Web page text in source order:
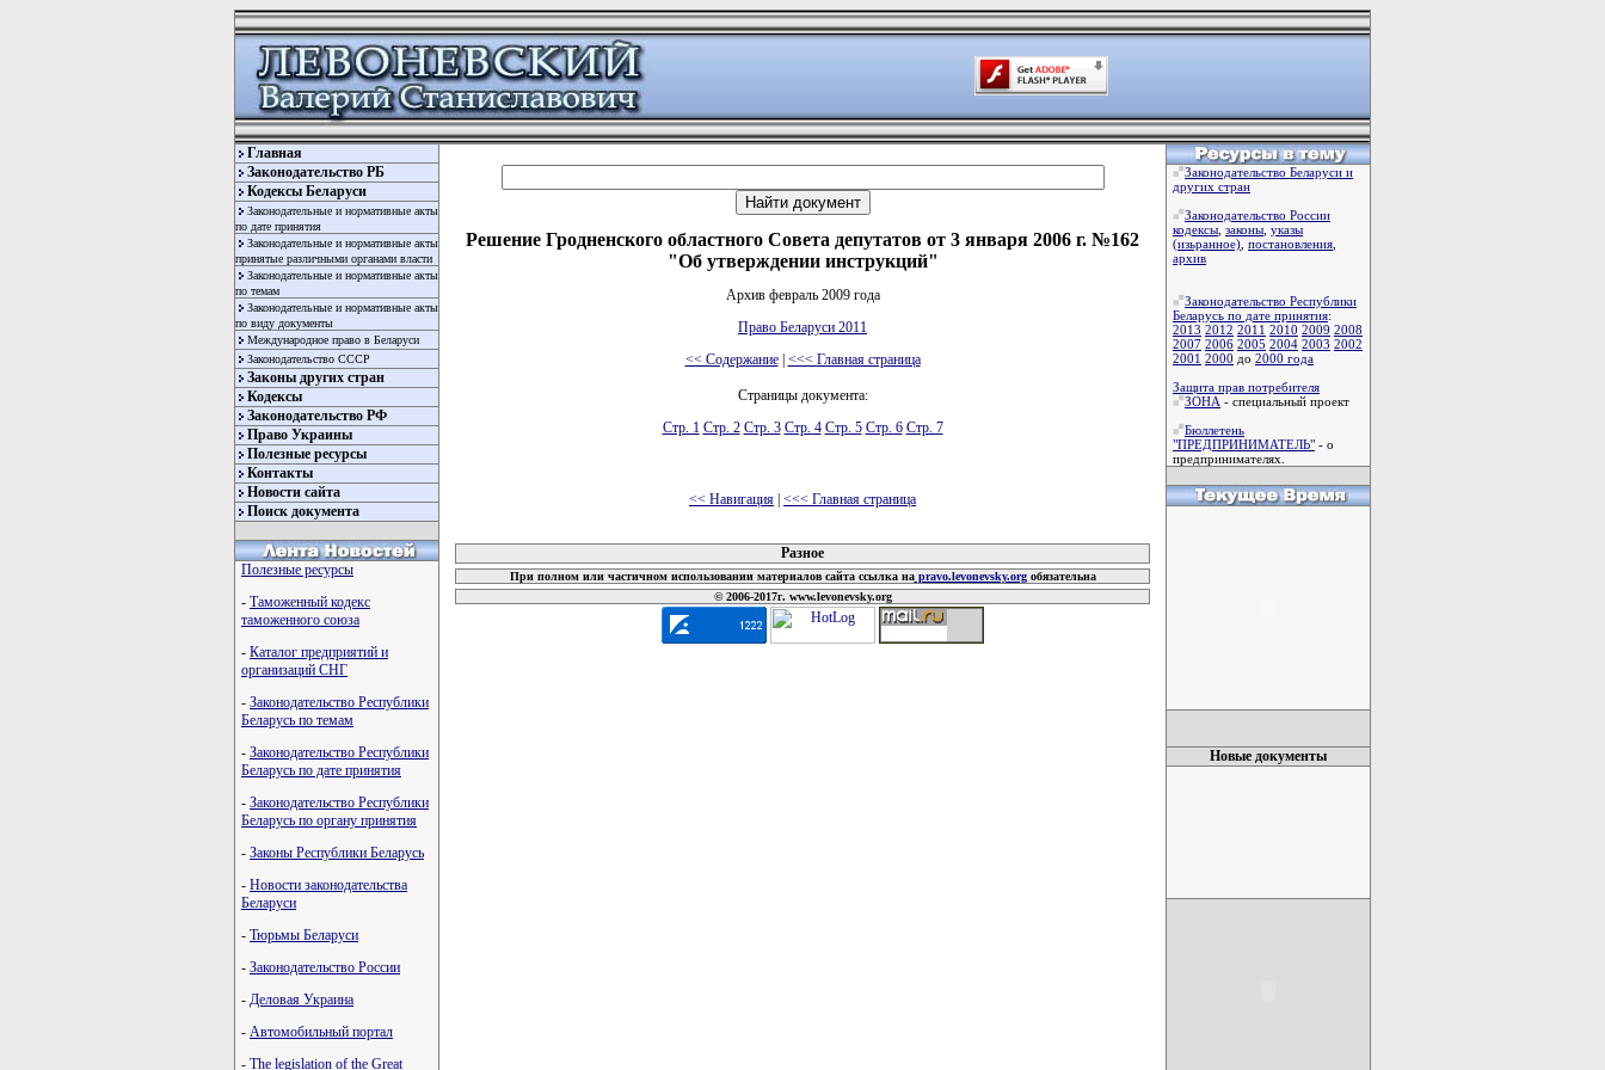
Главная
Законодательство РБ
Кодексы Беларуси
Законодательные и нормативные акты
по дате принятия
Законодательные и нормативные акты
принятые различными органами власти
Законодательные и нормативные акты
по темам
Законодательные и нормативные акты
по виду документы
Международное право в Беларуси
Законодательство СССР
Законы других стран
Кодексы
Законодательство РФ
Право Украины
Полезные ресурсы
Контакты
Новости сайта
Поиск документа
Полезные ресурсы
- Таможенный кодекс
таможенного союза
- Каталог предприятий и
организаций СНГ
- Законодательство Республики
Беларусь по темам
- Законодательство Республики
Беларусь по дате принятия
- Законодательство Республики
Беларусь по органу принятия
- Законы Республики Беларусь
- Новости законодательства
Беларуси
- Тюрьмы Беларуси
- Законодательство России
- Деловая Украина
- Автомобильный портал
- The legislation of the Great
Решение Гродненского областного Совета депутатов от 3 января 2006 г. №162
"Об утверждении инструкций"
Архив февраль 2009 года
Право Беларуси 2011
<< Содержание| <<< Главная страница
Страницы документа:
Стр. 1 Стр. 2 Стр. 3 Стр. 4 Стр. 5 Стр. 6 Стр. 7
<< Навигация <<< Главная страница
Разное
При полном или частичном использовании материалов сайта ссылка наpravo.levonevsky.orgобязательна
© 2006-2017г. www.levonevsky.org
Законодательство Беларуси и
других стран
Законодательство России
кодексы законы указы
(изьранное) постановления
архив
Законодательство Республики
Беларусь по дате принятия:
2013 2012 2011 2010 2009 2008
2007 2006 2005 2004 2003 2002
2001 2000 до 2000 года
Защита прав потребителя
ЗОНА - специальный проект
Бюллетень
"ПРЕДПРИНИМАТЕЛЬ" - о
предпринимателях.
Новые документы